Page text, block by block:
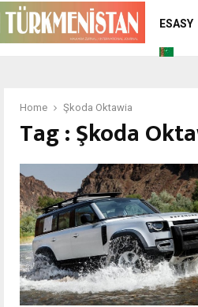
ESASY
Home Şkoda Oktawia
Tag : Şkoda